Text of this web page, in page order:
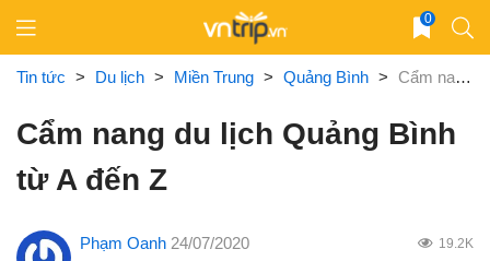
content
0
Tin tức > Du lịch > Miền Trung > Quảng Bình > Cẩm nang du lịch Quảng Bình từ A đến Z
Cẩm nang du lịch Quảng Bình
từ A đến Z
Phạm Oanh 24/07/2020 19.2K